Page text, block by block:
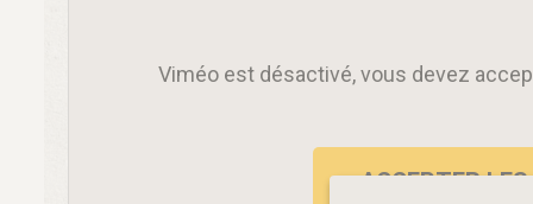
Viméo est désactivé, vous devez
ACCEPTER LES